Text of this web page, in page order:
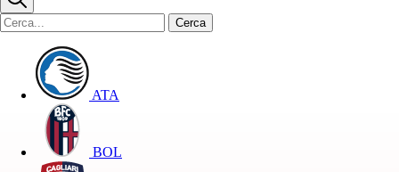
Cerca
ATA
BOL